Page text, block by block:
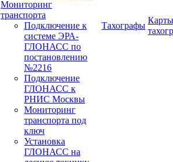
Мониторинг
транспорта
Подключение к
системе ЭРА-
ГЛОНАСС по
постановлению
№2216
Подключение
ГЛОНАСС к
РНИС Москвы
Мониторинг
транспорта под
ключ
Установка
ГЛОНАСС на
Тахографы
Карты